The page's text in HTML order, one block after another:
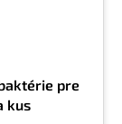
pre
kus